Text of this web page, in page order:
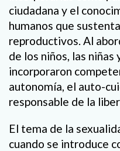
ciudadana y el
humanos que
reproductivos. Al
de los niños, las
incorporaron
autonomía, el auto-
responsable de la
El tema de la
cuando se introduce